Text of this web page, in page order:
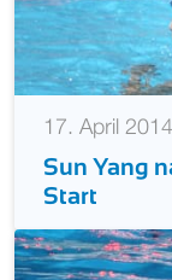
17. April 2014
Sun Yang
Start